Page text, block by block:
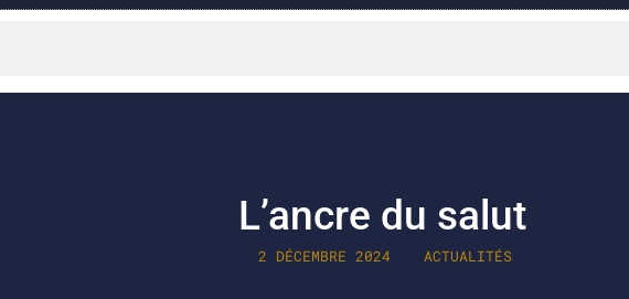
L’ancre du salut
2 DÉCEMBRE 2024 ACTUALITÉS